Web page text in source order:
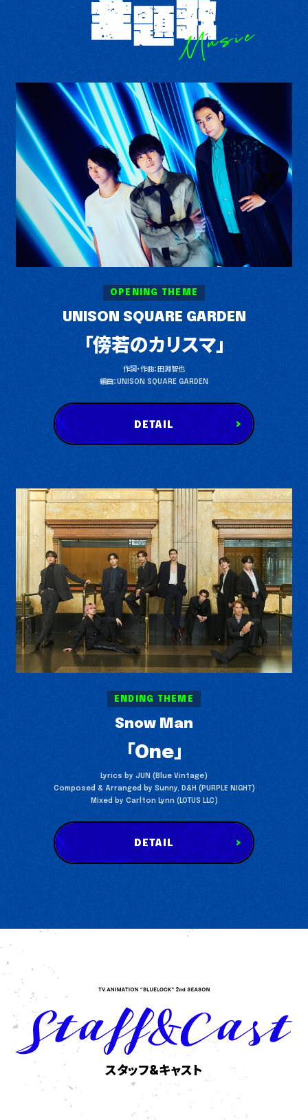
OPENING THEME
UNISON SQUARE GARDEN
「傍若のカリスマ」
作詞・作曲：田淵智也
編曲：UNISON SQUARE GARDEN
DETAIL
ENDING THEME
Snow Man
「One」
Lyrics by JUN (Blue Vintage)
Composed & Arranged by Sunny, D&H (PURPLE NIGHT)
Mixed by Carlton Lynn (LOTUS LLC)
DETAIL
スタッフ&キャスト